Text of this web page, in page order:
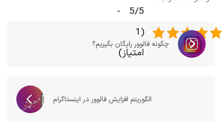
5/5 -
(1
امتیاز)
چگونه فالوور رایگان بگیریم؟
الگوریتم افزایش فالوور در اینستاگرام